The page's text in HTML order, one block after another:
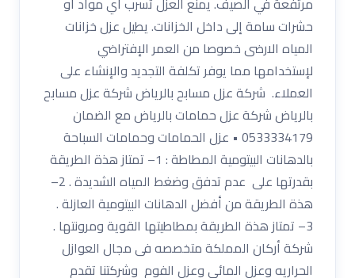
حشرات سامة إلى داخل الخزانات. يطيل عزل خزانات
المياه الارضى خصوصا من العمر الإفتراضي
لإستخدامها مما يوفر تكلفة التجديد والإنشاء على
العملاء. شركة عزل مسابح بالرياض شركة عزل مسابح
بالرياض شركة عزل حمامات بالرياض مع الضمان
0533334179 • عزل الحمامات وحمامات السباحة
بالدهانات البيتومية المطاطة : 1– تمتاز هذة الطريقة
بقدرتها على عدم تدفق وضغط المياه الشديدة . 2–
هذة الطريقة من أفضل الدهانات البيتومية العازلة .
3– تمتاز هذة الطريقة بمطاطيتها القوية ومرونتها .
شركة أركان المملكة متخصصه فى مجال العوازل
الحراريه وعزل المائى وعزل الفوم وشركتنا تقدم